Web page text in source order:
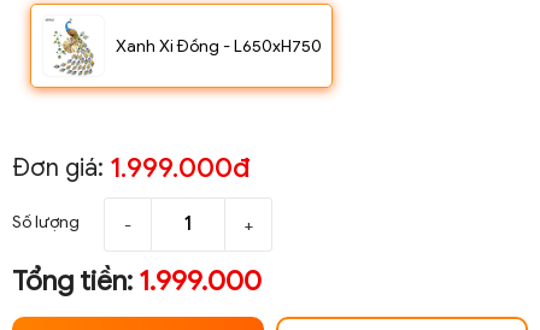
Xanh Xi Đồng - L650xH750
Đơn giá: 1.999.000đ
Số lượng - +
Tổng tiền: 1.999.000